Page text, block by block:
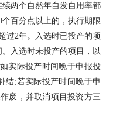
两个自然年自发自用率都
百分点以上的，执行期限
过2年。入选时已投产的项
入选时未投产的项目，以
实际投产时间晚于申报投
结;若实际投产时间晚于申
废，并取消项目投资方三